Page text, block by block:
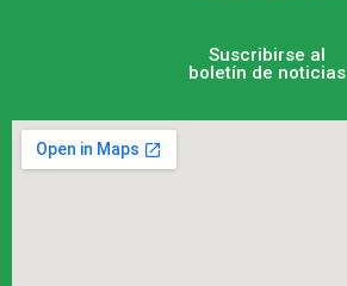
Suscribirse al
boletín de noticias